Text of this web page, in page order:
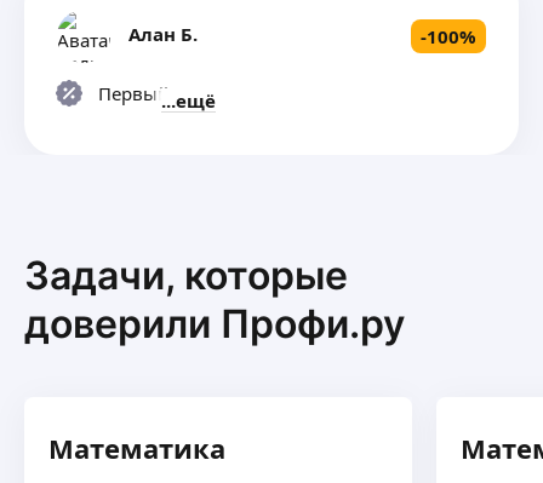
Алан Б. -100%
Первый урок
ещё
Задачи, которые
доверили Профи.ру
Математика